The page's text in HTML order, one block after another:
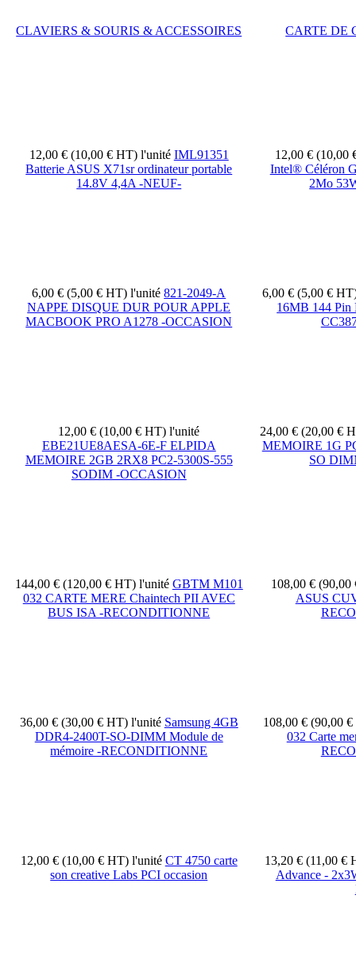
CLAVIERS & SOURIS & ACCESSOIRES CARTE DE
12,00 € (10,00 € HT) l'unité IML91351
Batterie ASUS X71sr ordinateur portable
14.8V 4,4A -NEUF-
12,00 € (10,00
Intel® Céléron
2Mo
6,00 € (5,00 € HT)l'unité 821-2049-A
NAPPE DISQUE DUR POUR APPLE
MACBOOK PRO A1278 -OCCASION
6,00 € (5,00 €
16MB 144 Pin
12,00 € (10,00 € HT)l'unité
EBE21UE8AESA-6E-F ELPIDA
MEMOIRE 2GB 2RX8 PC2-5300S-555
SODIM -OCCASION
24,00 € (20,00 €
MEMOIRE 1G
SO
144,00 € (120,00 € HT) l'unité GBTM M101
032 CARTE MERE Chaintech PII AVEC
BUS ISA -RECONDITIONNE
108,00 €
ASUS
36,00 € (30,00 € HT) l'unité Samsung 4GB
DDR4-2400T-SO-DIMM Module de
mémoire -RECONDITIONNE
108,00 € (90,00
032 Carte
12,00 € (10,00 € HT) l'unité CT 4750 carte
son creative Labs PCI occasion
13,20 € (11,00 €
Advance -